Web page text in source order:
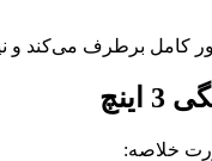
کامل برطرف می‌کند و
خلاصه: